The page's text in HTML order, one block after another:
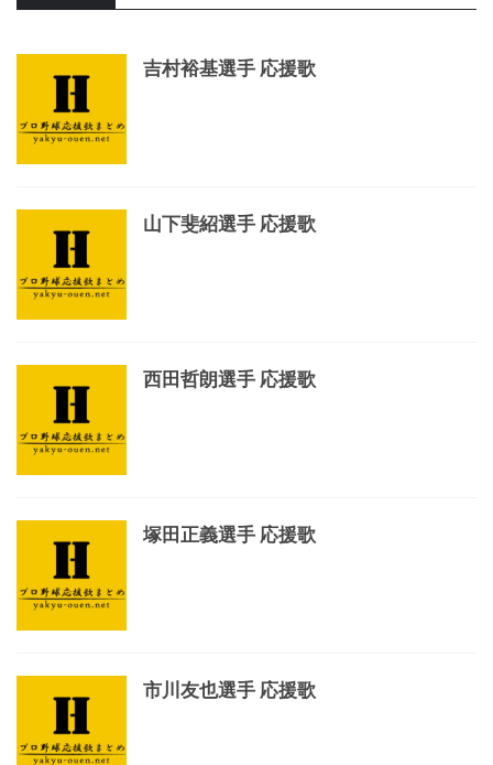
吉村裕基選手 応援歌
山下斐紹選手 応援歌
西田哲朗選手 応援歌
塚田正義選手 応援歌
市川友也選手 応援歌